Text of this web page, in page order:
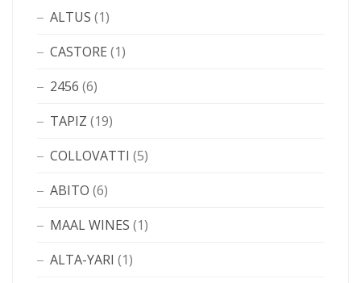
ALTUS (1)
CASTORE (1)
2456 (6)
TAPIZ (19)
COLLOVATTI (5)
ABITO (6)
MAAL WINES (1)
ALTA-YARI (1)